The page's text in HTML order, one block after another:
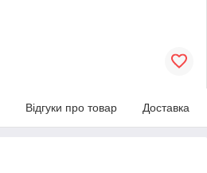
Відгуки про товар Доставка